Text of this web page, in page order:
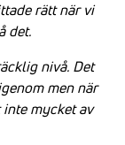
rätt när vi
det.
nivå. Det
men när
mycket av